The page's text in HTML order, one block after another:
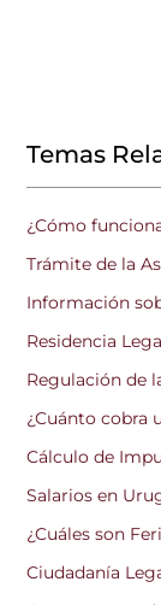
Temas
¿Cómo
Trámite de la
Información
Residencia
Regulación de
¿Cuánto cobra
Cálculo de
Salarios en
¿Cuáles son
Ciudadanía